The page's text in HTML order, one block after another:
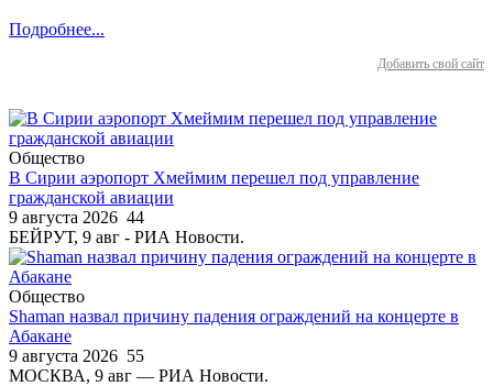
Подробнее...
Добавить свой сайт
Общество
В Сирии аэропорт Хмеймим перешел под управление
гражданской авиации
9 августа 2026 44
БЕЙРУТ, 9 авг - РИА Новости.
Общество
Shaman назвал причину падения ограждений на концерте в
Абакане
9 августа 2026 55
МОСКВА, 9 авг — РИА Новости.